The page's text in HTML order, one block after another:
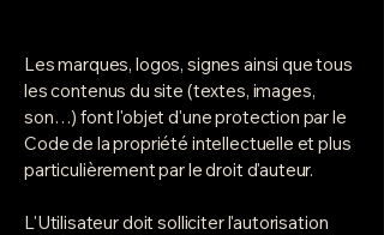
Les marques, logos, signes ainsi que tous
les contenus du site (textes, images,
son…) font l'objet d'une protection par le
Code de la propriété intellectuelle et plus
particulièrement par le droit d'auteur.
L'Utilisateur doit solliciter l'autorisation